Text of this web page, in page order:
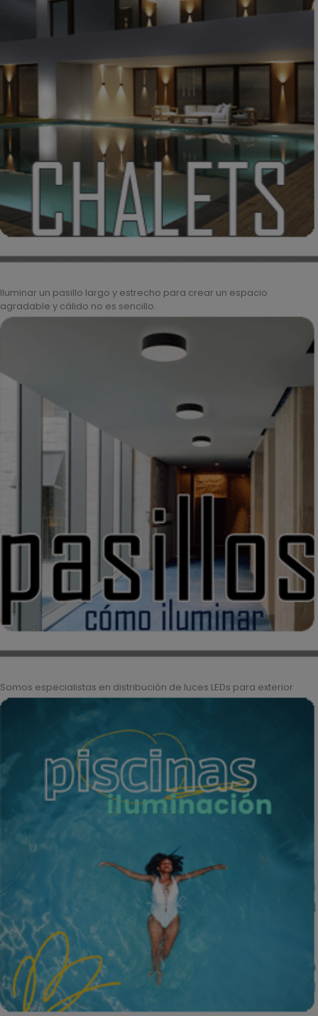
Iluminar un pasillo largo y estrecho para crear un espacio
agradable y cálido no es sencillo.
Somos especialistas en distribución de luces LEDs para exterior